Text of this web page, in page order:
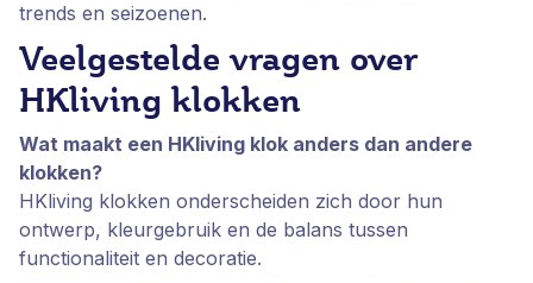
trends en seizoenen.
Veelgestelde vragen over
HKliving klokken
Wat maakt een HKliving klok anders dan andere
klokken?
HKliving klokken onderscheiden zich door hun
ontwerp, kleurgebruik en de balans tussen
functionaliteit en decoratie.